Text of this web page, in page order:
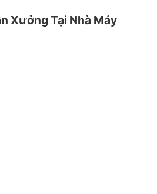
Xưởng Tại Nhà Máy